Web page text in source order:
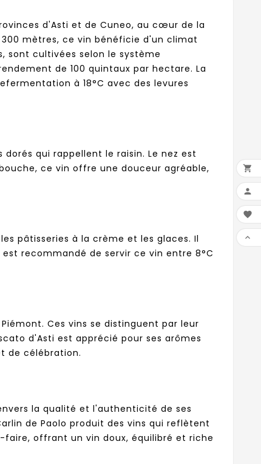
d'Asti et de Cuneo, au cœur de la
mètres, ce vin bénéficie d'un climat
sont cultivées selon le système
de 100 quintaux par hectare. La
à 18°C avec des levures
qui rappellent le raisin. Le nez est
ce vin offre une douceur agréable,
pâtisseries à la crème et les glaces. Il
recommandé de servir ce vin entre 8°C
Ces vins se distinguent par leur
d'Asti est apprécié pour ses arômes
de célébration.
la qualité et l'authenticité de ses
de Paolo produit des vins qui reflètent
faire, offrant un vin doux, équilibré et riche



